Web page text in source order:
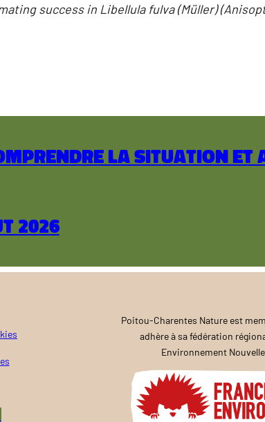
success in Libellula fulva (Müller)
la situation et
2026
Poitou-Charentes Nature est
adhère à sa fédération
Environnement